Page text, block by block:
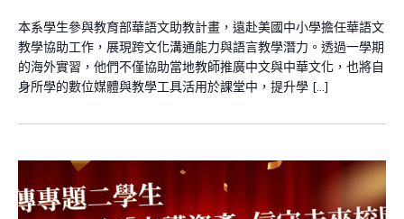
本系學生參與教育部華語文助教計畫，遠赴美國中小學擔任華語文
教學協助工作，展現跨文化溝通能力與語言教學潛力。透過一學期
的海外實習，他們不僅協助當地教師推廣中文與中華文化，也將自
身所學的數位媒體與教學工具活用於課堂中，提升學 […]